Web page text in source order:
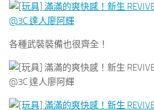
各種武裝裝備也很齊全！